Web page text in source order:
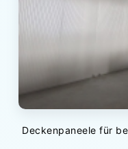
Deckenpaneele für